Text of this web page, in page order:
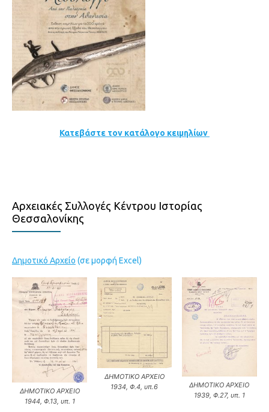
Κατεβάστε τον κατάλογο κειμηλίων
Αρχειακές Συλλογές Κέντρου Ιστορίας
Θεσσαλονίκης
Δημοτικό Αρχείο (σε μορφή Excel)
ΔΗΜΟΤΙΚΟ ΑΡΧΕΙΟ
1944, Φ.13, υπ. 1
ΔΗΜΟΤΙΚΟ ΑΡΧΕΙΟ
1934, Φ.4, υπ.6
ΔΗΜΟΤΙΚΟ ΑΡΧΕΙΟ
1939, Φ.27, υπ. 1